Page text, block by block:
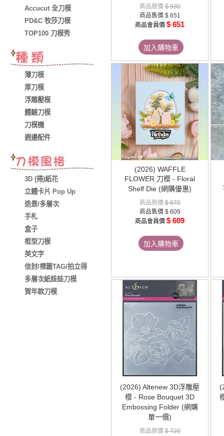
Accucut 全刀模
PD&C 牧莎刀模
TOP100 刀模秀
薄刀模
厚刀模
浮雕壓模
體驗刀模
刀模機
週邊配件
3D (捲)紙花
立體卡片 Pop Up
造景/多層次
手札
盒子
框型刀模
英文字
信封/標籤TAG/拍立得
多層次紙娃娃刀模
賀年款刀模
商品原價$ 930
商品售價 $ 651
商品會員價 $ 651
加入購物車
(2026) WAFFLE
FLOWER 刀模 - Floral
Shelf Die (網購優惠)
商品原價$ 870
商品售價 $ 609
商品會員價 $ 609
加入購物車
(2026) Altenew 3D浮雕壓
模 - Rose Bouquet 3D
Embossing Folder (網購
單一價)
商品原價$ 720